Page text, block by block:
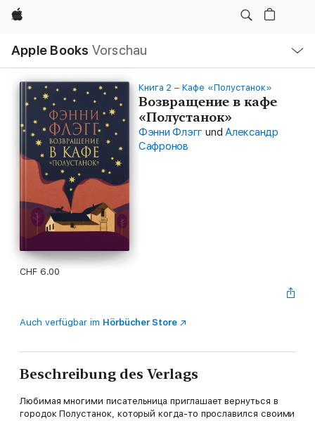
Apple
Apple Books Vorschau
Navigation
Menü
öffnen
Книга 2 – Кафе «Полустанок»
Возвращение в кафе
«Полустанок»
Фэнни Флэгг und Александр
Сафронов
CHF 6.00
Auch verfügbar im Hörbücher Store
Beschreibung des Verlags
Любимая многими писательница приглашает вернуться в
городок Полустанок, который когда-то прославился своими